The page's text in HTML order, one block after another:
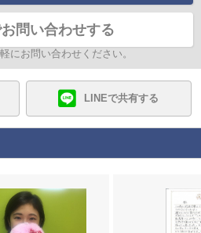
問い合わせする
にお問い合わせください。
LINEで共有する